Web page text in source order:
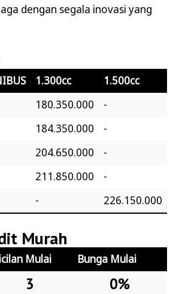
dengan segala inovasi yang
1.300cc
1.500cc
180.350.000
-
184.350.000
-
204.650.000
-
211.850.000
-
- 226.150.000
Murah
Mulai Bunga Mulai
3 0%